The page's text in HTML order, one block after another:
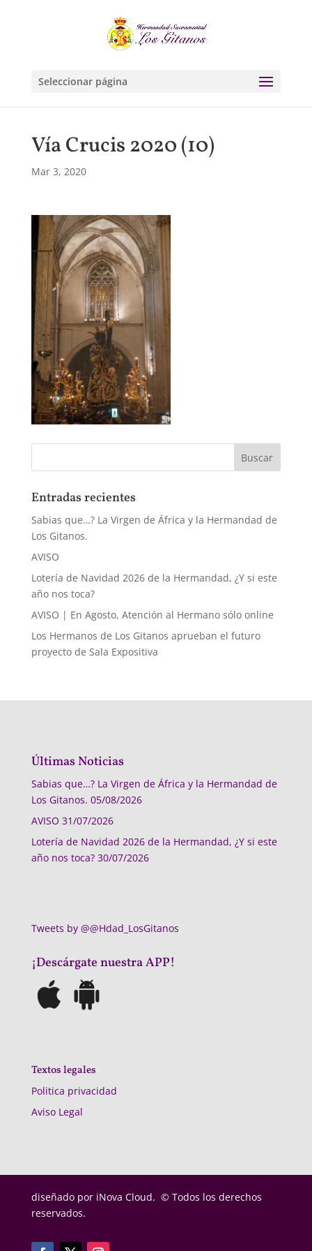
Seleccionar página
Vía Crucis 2020 (10)
Mar 3, 2020
Entradas recientes
Sabias que…? La Virgen de África y la Hermandad de
Los Gitanos.
AVISO
Lotería de Navidad 2026 de la Hermandad, ¿Y si este
año nos toca?
AVISO | En Agosto, Atención al Hermano sólo online
Los Hermanos de Los Gitanos aprueban el futuro
proyecto de Sala Expositiva
Últimas Noticias
Sabias que…? La Virgen de África y la Hermandad de
Los Gitanos. 05/08/2026
AVISO 31/07/2026
Lotería de Navidad 2026 de la Hermandad, ¿Y si este
año nos toca? 30/07/2026
Tweets by @@Hdad_LosGitanos
¡Descárgate nuestra APP!
Textos legales
Politica privacidad
Aviso Legal
diseñado por iNova Cloud. © Todos los derechos
reservados.